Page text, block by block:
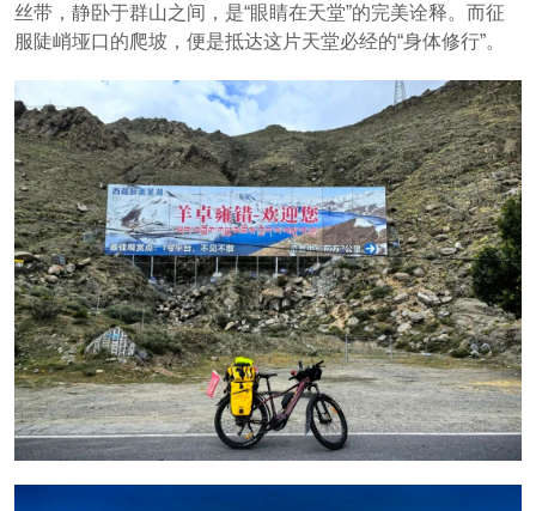
丝带，静卧于群山之间，是“眼睛在天堂”的完美诠释。而征
服陡峭垭口的爬坡，便是抵达这片天堂必经的“身体修行”。